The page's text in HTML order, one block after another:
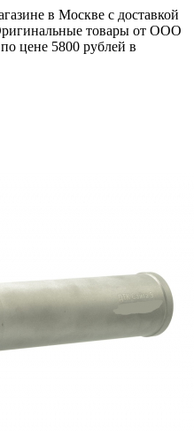
в Москве с доставкой
товары от ООО
цене 5800 рублей в